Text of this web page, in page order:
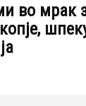
во мрак